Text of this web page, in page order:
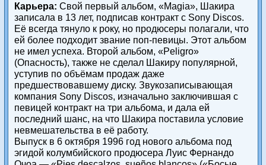
Карьера: Свой первый альбом, «Magia», Шакира
записала в 13 лет, подписав контракт с Sony Discos.
Её всегда тянуло к року, но продюсеры полагали, что
ей более подходит звание поп-певицы. Этот альбом
не имел успеха. Второй альбом, «Peligro»
(Опасность), также не сделал Шакиру популярной,
уступив по объёмам продаж даже
предшествовавшему диску. Звукозаписывающая
компания Sony Discos, изначально заключившая с
певицей контракт на три альбома, и дала ей
последний шанс, на что Шакира поставила условие
невмешательства в её работу.
Выпуск в 6 октября 1996 год нового альбома под
эгидой колумбийского продюсера Луис Фернандо